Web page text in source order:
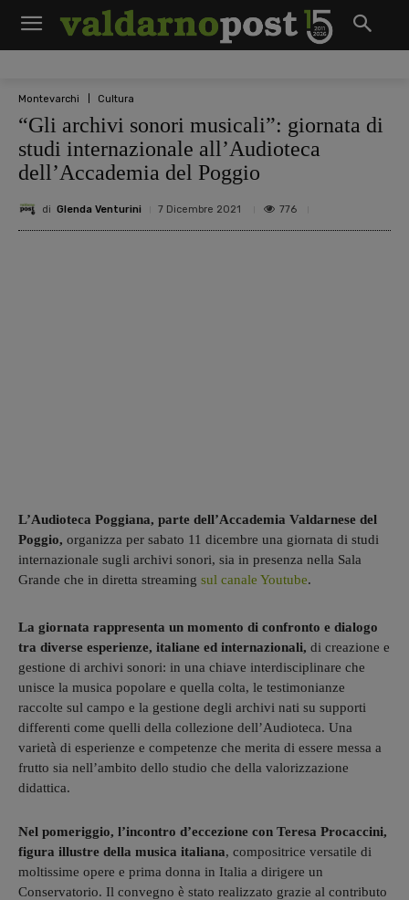
Montevarchi Cultura
“Gli archivi sonori musicali”: giornata di
studi internazionale all’Audioteca
dell’Accademia del Poggio
di Glenda Venturini 7 Dicembre 2021 776
L’Audioteca Poggiana, parte dell’Accademia Valdarnese del
Poggio, organizza per sabato 11 dicembre una giornata di studi
internazionale sugli archivi sonori, sia in presenza nella Sala
Grande che in diretta streaming sul canale Youtube.
La giornata rappresenta un momento di confronto e dialogo
tra diverse esperienze, italiane ed internazionali, di creazione e
gestione di archivi sonori: in una chiave interdisciplinare che
unisce la musica popolare e quella colta, le testimonianze
raccolte sul campo e la gestione degli archivi nati su supporti
differenti come quelli della collezione dell’Audioteca. Una
varietà di esperienze e competenze che merita di essere messa a
frutto sia nell’ambito dello studio che della valorizzazione
didattica.
Nel pomeriggio, l’incontro d’eccezione con Teresa Procaccini,
figura illustre della musica italiana, compositrice versatile di
moltissime opere e prima donna in Italia a dirigere un
Conservatorio. Il convegno è stato realizzato grazie al contributo